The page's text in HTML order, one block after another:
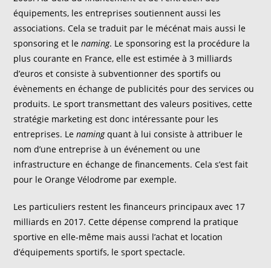
équipements, les entreprises soutiennent aussi les
associations. Cela se traduit par le mécénat mais aussi le
sponsoring et lenaming. Le sponsoring est la procédure la
plus courante en France, elle est estimée à 3 milliards
d’euros et consiste à subventionner des sportifs ou
évènements en échange de publicités pour des services ou
produits. Le sport transmettant des valeurs positives, cette
stratégie marketing est donc intéressante pour les
entreprises. Lenamingquant à lui consiste à attribuer le
nom d’une entreprise à un événement ou une
infrastructure en échange de financements. Cela s’est fait
pour le Orange Vélodrome par exemple.
Les particuliers restent les financeurs principaux avec 17
milliards en 2017. Cette dépense comprend la pratique
sportive en elle-même mais aussi l’achat et location
d’équipements sportifs, le sport spectacle.